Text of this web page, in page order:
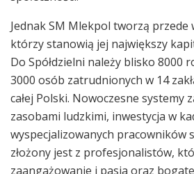
Jednak SM Mlekpol tworzą przede
którzy stanowią jej największy
Do Spółdzielni należy blisko 8000
3000 osób zatrudnionych w 14
całej Polski. Nowoczesne systemy
zasobami ludzkimi, inwestycja w
wyspecjalizowanych pracowników
złożony jest z profesjonalistów,
zaangażowanie i pasja oraz